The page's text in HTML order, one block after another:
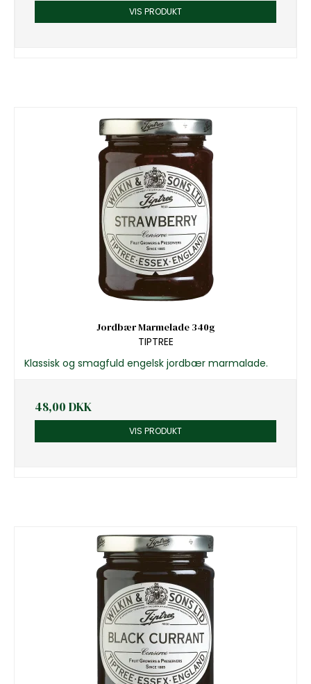
VIS PRODUKT
Jordbær Marmelade 340g
TIPTREE
Klassisk og smagfuld engelsk jordbær marmalade.
48,00 DKK
VIS PRODUKT